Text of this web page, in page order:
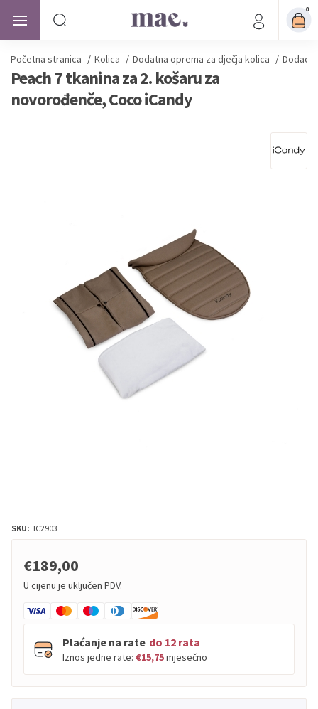
0
Početna stranica / Kolica / Dodatna oprema za dječja kolica / Dodaci
Peach 7 tkanina za 2. košaru za
novorođenče, Coco iCandy
SKU: IC2903
€189,00
U cijenu je uključen PDV.
Plaćanje na rate do 12 rata
Iznos jedne rate: €15,75mjesečno